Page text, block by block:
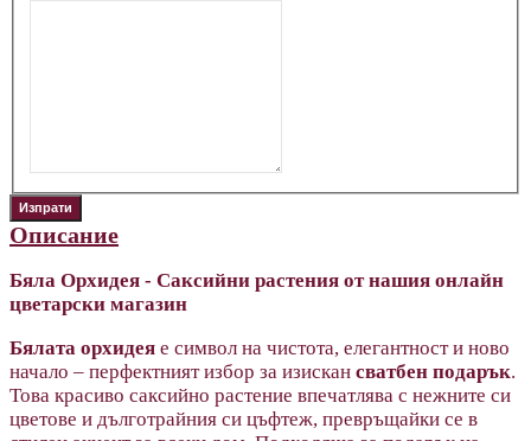
Описание
Бяла Орхидея - Саксийни растения от нашия онлайн
цветарски магазин
Бялата орхидея е символ на чистота, елегантност и ново
начало – перфектният избор за изискан сватбен подарък.
Това красиво саксийно растение впечатлява с нежните си
цветове и дълготрайния си цъфтеж, превръщайки се в